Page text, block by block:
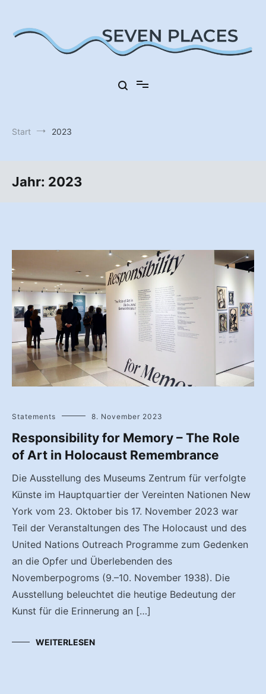
springen
Start 2023
Jahr: 2023
Statements 8. November 2023
Responsibility for Memory – The Role
of Art in Holocaust Remembrance
Die Ausstellung des Museums Zentrum für verfolgte
Künste im Hauptquartier der Vereinten Nationen New
York vom 23. Oktober bis 17. November 2023 war
Teil der Veranstaltungen des The Holocaust und des
United Nations Outreach Programme zum Gedenken
an die Opfer und Überlebenden des
Novemberpogroms (9.–10. November 1938). Die
Ausstellung beleuchtet die heutige Bedeutung der
Kunst für die Erinnerung an […]
WEITERLESEN